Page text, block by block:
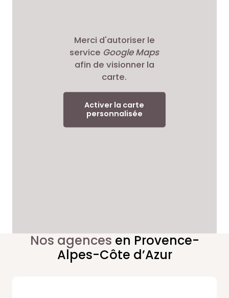
Merci d'autoriser le
service Google Maps
afin de visionner la
carte.
Activer la carte
personnalisée
Nos agences en Provence-
Alpes-Côte d’Azur